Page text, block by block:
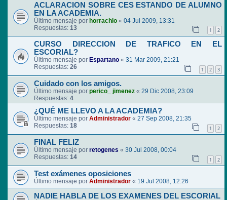
ACLARACION SOBRE CES ESTANDO DE ALUMNO
EN LA ACADEMIA.
Último mensaje por horrachio « 04 Jul 2009, 13:31
Respuestas: 13 1 2
CURSO DIRECCION DE TRAFICO EN EL
ESCORIAL?
Último mensaje por Espartano « 31 Mar 2009, 21:21
Respuestas: 26 1 2 3
Cuidado con los amigos.
Último mensaje por perico_ jimenez « 29 Dic 2008, 23:09
Respuestas: 4
¿QUÉ ME LLEVO A LA ACADEMIA?
Último mensaje por Administrador « 27 Sep 2008, 21:35
Respuestas: 18 1 2
FINAL FELIZ
Último mensaje por retogenes « 30 Jul 2008, 00:04
Respuestas: 14 1 2
Test exámenes oposiciones
Último mensaje por Administrador « 19 Jul 2008, 12:26
NADIE HABLA DE LOS EXAMENES DEL ESCORIAL